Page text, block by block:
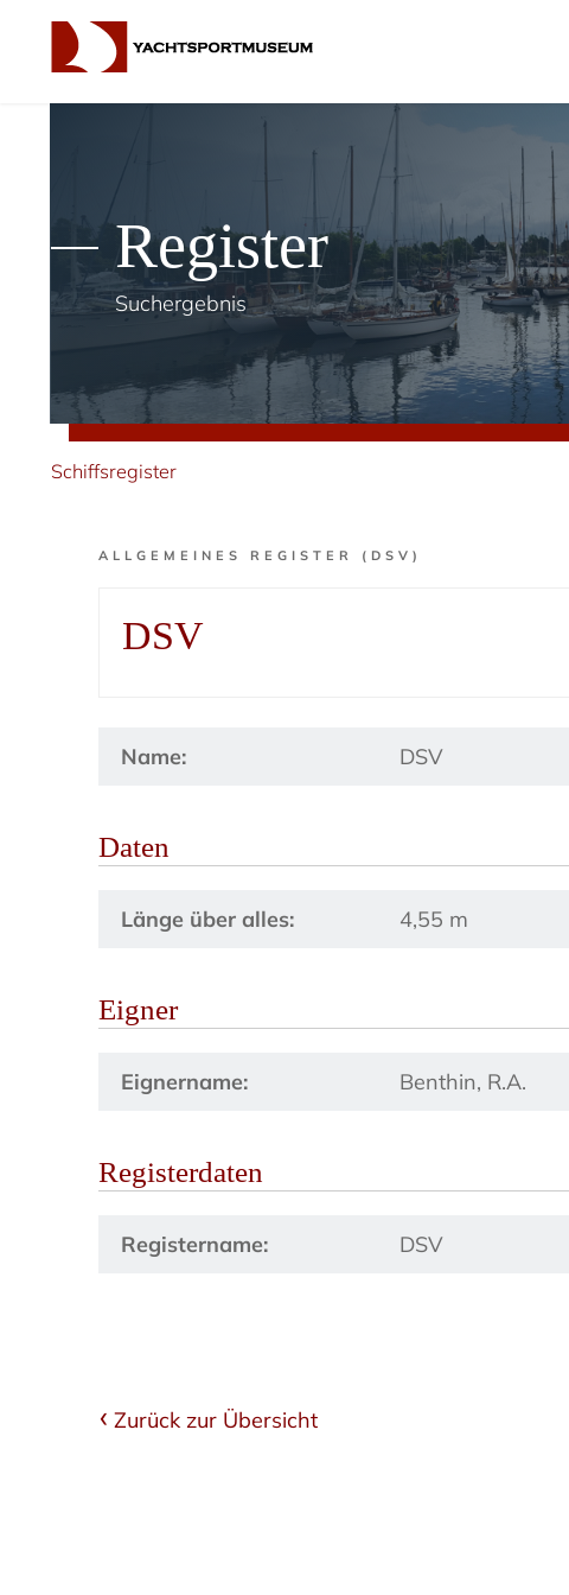
Register
Suchergebnis
Schiffsregister
ALLGEMEINES REGISTER (DSV)
DSV
Name: DSV
Daten
Länge über alles: 4,55 m
Eigner
Eignername: Benthin, R.A.
Registerdaten
Registername: DSV
Zurück zur Übersicht